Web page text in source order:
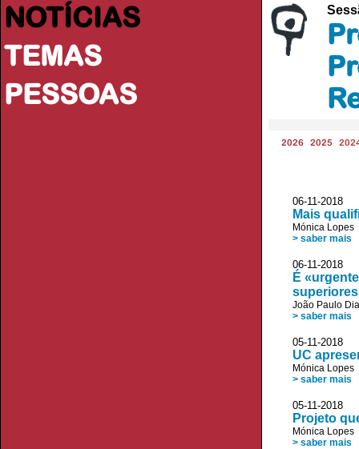
NOTÍCIAS
TEMAS
PESSOAS
2026 2025
06-11-
Mais
Mónica Lopes
> saber mais
06-11-2018
É
superiores
João Paulo
> saber mais
05-11-2018
UC
Mónica Lopes
> saber mais
05-11-2018
Projeto
Mónica Lopes
> saber mais